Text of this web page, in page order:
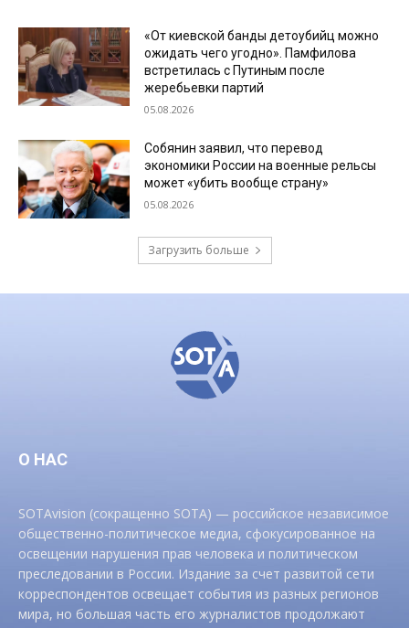
«От киевской банды детоубийц можно
ожидать чего угодно». Памфилова
встретилась с Путиным после
жеребьевки партий
05.08.2026
Собянин заявил, что перевод
экономики России на военные рельсы
может «убить вообще страну»
05.08.2026
Загрузить больше
О НАС
SOTAvision (сокращенно SOTA) — российское независимое
общественно-политическое медиа, сфокусированное на
освещении нарушения прав человека и политическом
преследовании в России. Издание за счет развитой сети
корреспондентов освещает события из разных регионов
мира, но большая часть его журналистов продолжают